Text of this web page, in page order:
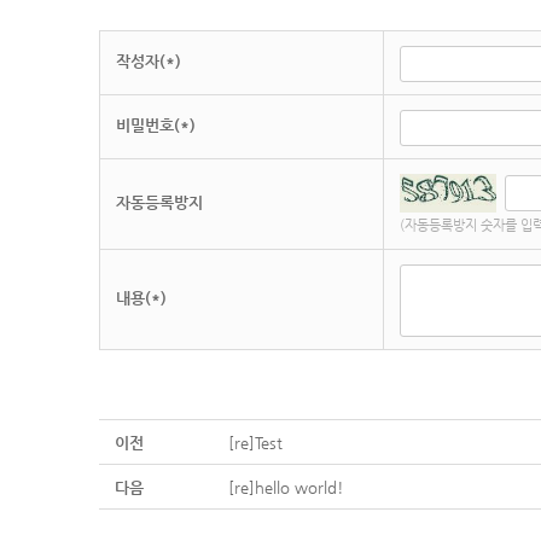
작성자(*)
비밀번호(*)
자동등록방지
(자동등록방지 숫자를 입
내용(*)
이전 [re]Test
다음 [re]hello world!